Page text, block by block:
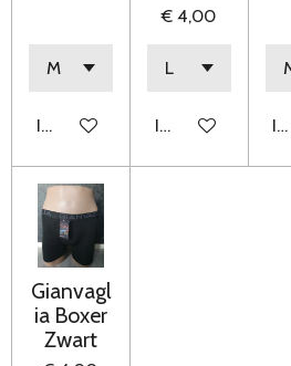
In winkelwagen
€ 4,00
In winkelwagen
Gianvagl
ia Boxer
Zwart